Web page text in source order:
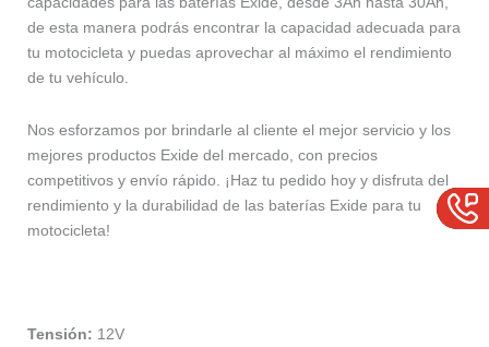
de esta manera podrás encontrar la capacidad adecuada para
tu motocicleta y puedas aprovechar al máximo el rendimiento
de tu vehículo.
Nos esforzamos por brindarle al cliente el mejor servicio y los
mejores productos Exide del mercado, con precios
competitivos y envío rápido. ¡Haz tu pedido hoy y disfruta del
rendimiento y la durabilidad de las baterías Exide para tu
motocicleta!
Tensión: 12V